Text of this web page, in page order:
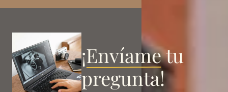
¡Envíametu
pregunta!